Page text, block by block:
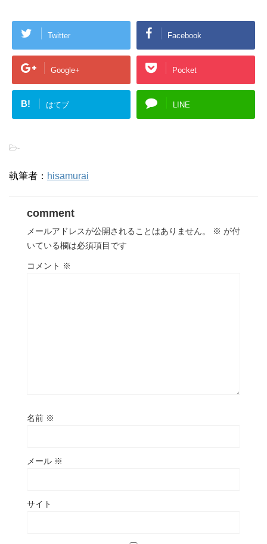
Twitter Facebook
Google+ Pocket
B! はてブ LINE
-
執筆者： hisamurai
comment
メールアドレスが公開されることはありません。 ※ が付
いている欄は必須項目です
コメント ※
名前 ※
メール ※
サイト